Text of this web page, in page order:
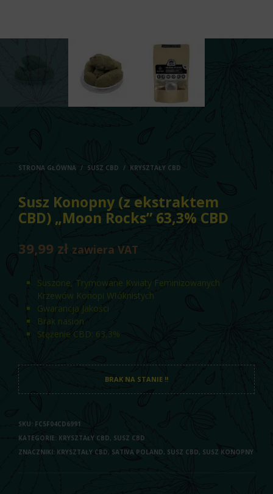
STRONA GŁÓWNA / SUSZ CBD / KRYSZTAŁY CBD
Susz Konopny (z ekstraktem
CBD) „Moon Rocks” 63,3% CBD
39,99 zł zawiera VAT
Suszone, Trymowane Kwiaty Feminizowanych
Krzewów Konopi Włóknistych
Gwarancja Jakości
Brak nasion
Stężenie CBD: 63,3%
BRAK NA STANIE !!
SKU: FC5F04CD6991
KATEGORIE: KRYSZTAŁY CBD, SUSZ CBD
ZNACZNIKI: KRYSZTAŁY CBD, SATIVA POLAND, SUSZ CBD, SUSZ KONOPNY